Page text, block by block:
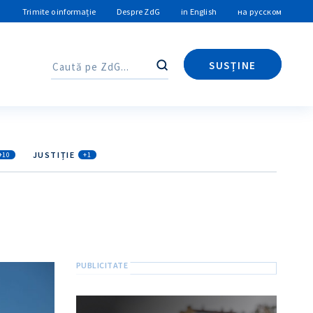
Trimite o informație Despre ZdG in English на русском
Caută
SUSȚINE
Caută
JUSTIȚIE +1